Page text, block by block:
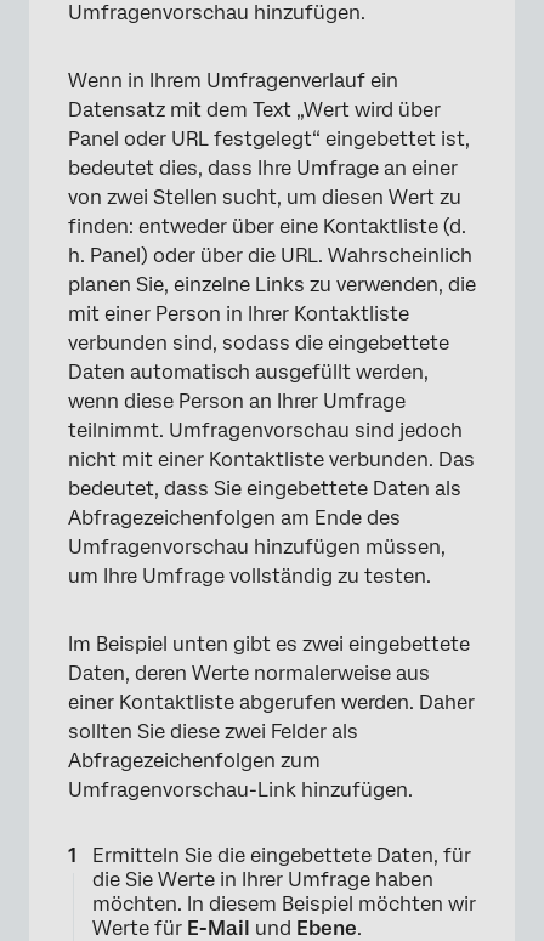
Umfragenvorschau hinzufügen.
Wenn in Ihrem Umfragenverlauf ein
Datensatz mit dem Text „Wert wird über
Panel oder URL festgelegt“ eingebettet ist,
bedeutet dies, dass Ihre Umfrage an einer
von zwei Stellen sucht, um diesen Wert zu
finden: entweder über eine Kontaktliste (d.
h. Panel) oder über die URL. Wahrscheinlich
planen Sie, einzelne Links zu verwenden, die
mit einer Person in Ihrer Kontaktliste
verbunden sind, sodass die eingebettete
Daten automatisch ausgefüllt werden,
wenn diese Person an Ihrer Umfrage
teilnimmt. Umfragenvorschau sind jedoch
nicht mit einer Kontaktliste verbunden. Das
bedeutet, dass Sie eingebettete Daten als
Abfragezeichenfolgen am Ende des
Umfragenvorschau hinzufügen müssen,
um Ihre Umfrage vollständig zu testen.
Im Beispiel unten gibt es zwei eingebettete
Daten, deren Werte normalerweise aus
einer Kontaktliste abgerufen werden. Daher
sollten Sie diese zwei Felder als
Abfragezeichenfolgen zum
Umfragenvorschau-Link hinzufügen.
Ermitteln Sie die eingebettete Daten, für
die Sie Werte in Ihrer Umfrage haben
möchten. In diesem Beispiel möchten wir
Werte für E-Mail und Ebene.